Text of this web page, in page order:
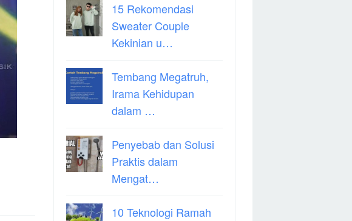
15 Rekomendasi
Sweater Couple
Kekinian u…
Tembang Megatruh,
Irama Kehidupan
dalam …
Penyebab dan Solusi
Praktis dalam
Mengat…
10 Teknologi Ramah